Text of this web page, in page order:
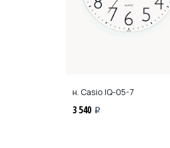
н. Casio IQ-05-7
3 540 i